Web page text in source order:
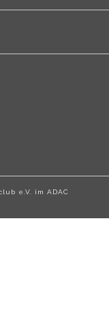
e.V. im ADAC